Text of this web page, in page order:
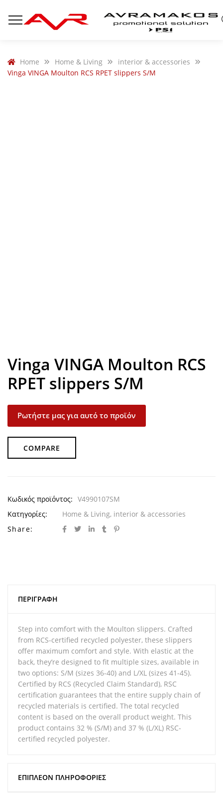
Home Home & Living
interior & accessories
Vinga VINGA Moulton RCS RPET slippers S/M
Vinga VINGA Moulton RCS
RPET slippers S/M
Ρωτήστε μας για αυτό το προϊόν
COMPARE
Κωδικός προϊόντος: V4990107SM
Κατηγορίες:
Home & Living, interior & accessories
Share:
ΠΕΡΙΓΡΑΦΉ
Step into comfort with the Moulton slippers. Crafted
from RCS-certified recycled polyester, these slippers
offer maximum comfort and style. With elastic at the
back, they’re designed to fit multiple sizes, available in
two options: S/M (sizes 36-40) and L/XL (sizes 41-45).
Certified by RCS (Recycled Claim Standard), RSC
certification guarantees that the entire supply chain of
recycled materials is certified. The total recycled
content is based on the overall product weight. This
product contains 32 % (S/M) and 37 % (L/XL) RSC-
certified recycled polyester.
ΕΠΙΠΛΈΟΝ ΠΛΗΡΟΦΟΡΊΕΣ